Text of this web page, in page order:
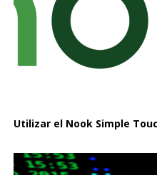
Utilizar el Nook Simple